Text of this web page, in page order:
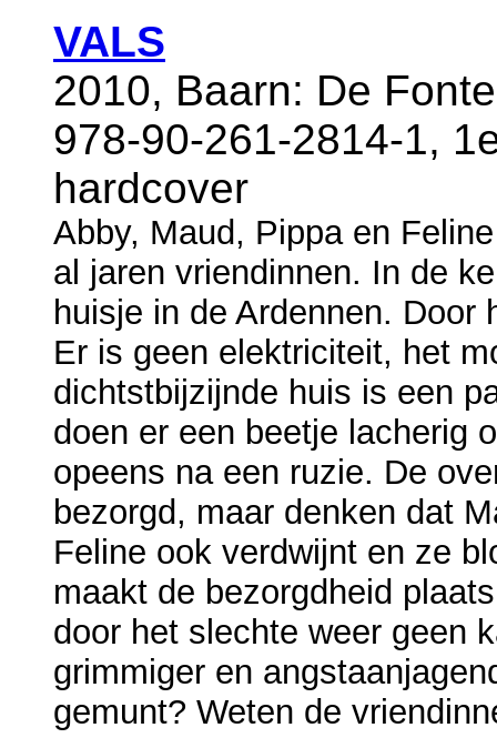
VALS
2010, Baarn: De
978-90-261-2814-1,
hardcover
Abby, Maud, Pippa en
al jaren vriendinnen. In de
huisje in de Ardennen.
Er is geen elektriciteit, het
dichtstbijzijnde huis is een
doen er een beetje lacherig
opeens na een ruzie. De
bezorgd, maar denken dat
Feline ook verdwijnt en ze
maakt de bezorgdheid
door het slechte weer geen
grimmiger en
gemunt? Weten de